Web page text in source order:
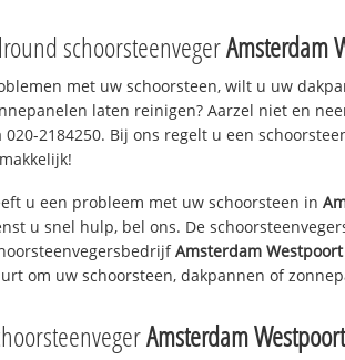
schoorsteenvegerAmsterdam
met uw schoorsteen, wilt u uw
laten reinigen? Aarzel niet en
020-2184250. Bij ons regelt u een
u een probleem met uw schoorsteen in
u snel hulp, bel ons. De
Amsterdam Westpoort
om uw schoorsteen, dakpannen of
Amsterdam Westpoort